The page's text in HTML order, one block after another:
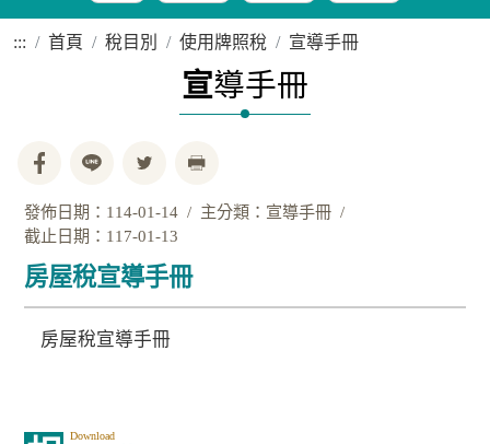
::: 首頁 稅目別 使用牌照稅 宣導手冊
宣導手冊
發佈日期：114-01-14
主分類：宣導手冊
截止日期：117-01-13
房屋稅宣導手冊
房屋稅宣導手冊
Download